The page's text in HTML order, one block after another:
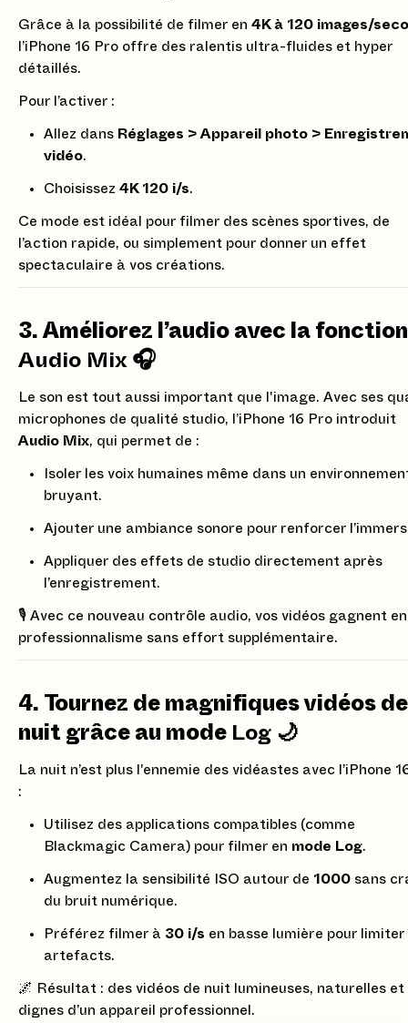
Grâce à la possibilité de filmer en 4K à 120 images/
l’iPhone 16 Pro offre des ralentis ultra-fluides et hyper
détaillés.
Pour l’activer :
Allez dans Réglages > Appareil photo >
vidéo.
Choisissez 4K 120 i/s.
Ce mode est idéal pour filmer des scènes sportives, de
l’action rapide, ou simplement pour donner un effet
spectaculaire à vos créations.
3. Améliorez l’audio avec la fonction
Audio Mix 🎧
Le son est tout aussi important que l'image. Avec ses
microphones de qualité studio, l’iPhone 16 Pro introduit
Audio Mix, qui permet de :
Isoler les voix humaines même dans un
bruyant.
Ajouter une ambiance sonore pour renforcer
Appliquer des effets de studio directement après
l’enregistrement.
🎙 Avec ce nouveau contrôle audio, vos vidéos gagnent en
professionnalisme sans effort supplémentaire.
4. Tournez de magnifiques vidéos de
nuit grâce au mode Log 🌙
La nuit n’est plus l'ennemie des vidéastes avec l’iPhone
:
Utilisez des applications compatibles (comme
Blackmagic Camera) pour filmer en mode Log.
Augmentez la sensibilité ISO autour de 1000 sans
du bruit numérique.
Préférez filmer à 30 i/s en basse lumière pour limiter
artefacts.
🌌 Résultat : des vidéos de nuit lumineuses, naturelles et
dignes d’un appareil professionnel.